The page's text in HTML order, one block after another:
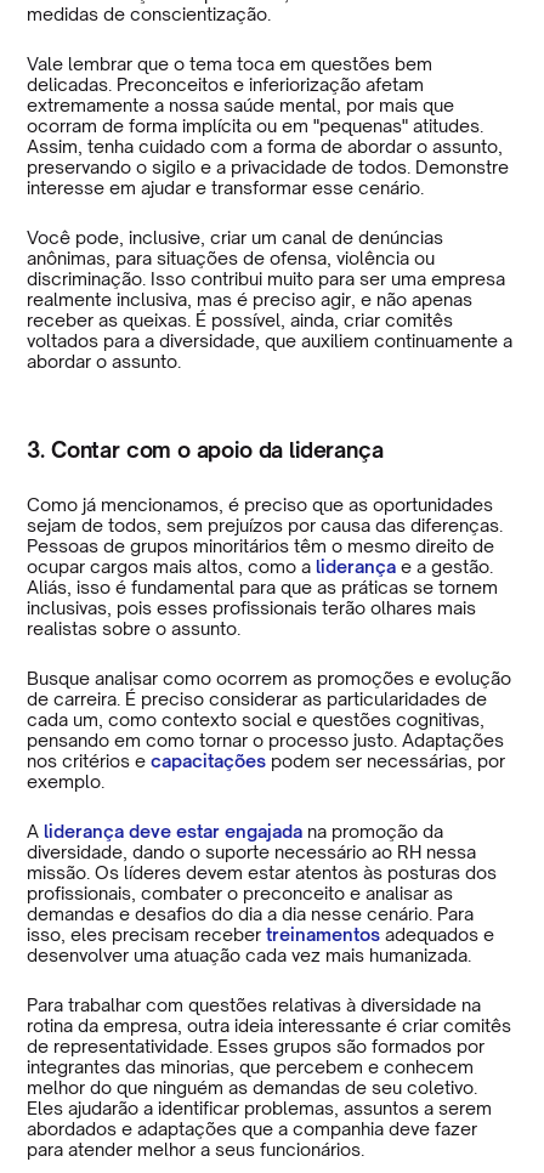
medidas de conscientização.
Vale lembrar que o tema toca em questões bem
delicadas. Preconceitos e inferiorização afetam
extremamente a nossa saúde mental, por mais que
ocorram de forma implícita ou em "pequenas" atitudes.
Assim, tenha cuidado com a forma de abordar o assunto,
preservando o sigilo e a privacidade de todos. Demonstre
interesse em ajudar e transformar esse cenário.
Você pode, inclusive, criar um canal de denúncias
anônimas, para situações de ofensa, violência ou
discriminação. Isso contribui muito para ser uma empresa
realmente inclusiva, mas é preciso agir, e não apenas
receber as queixas. É possível, ainda, criar comitês
voltados para a diversidade, que auxiliem continuamente a
abordar o assunto.
3. Contar com o apoio da liderança
Como já mencionamos, é preciso que as oportunidades
sejam de todos, sem prejuízos por causa das diferenças.
Pessoas de grupos minoritários têm o mesmo direito de
ocupar cargos mais altos, como a liderança e a gestão.
Aliás, isso é fundamental para que as práticas se tornem
inclusivas, pois esses profissionais terão olhares mais
realistas sobre o assunto.
Busque analisar como ocorrem as promoções e evolução
de carreira. É preciso considerar as particularidades de
cada um, como contexto social e questões cognitivas,
pensando em como tornar o processo justo. Adaptações
nos critérios e capacitações podem ser necessárias, por
exemplo.
A liderança deve estar engajada na promoção da
diversidade, dando o suporte necessário ao RH nessa
missão. Os líderes devem estar atentos às posturas dos
profissionais, combater o preconceito e analisar as
demandas e desafios do dia a dia nesse cenário. Para
isso, eles precisam receber treinamentos adequados e
desenvolver uma atuação cada vez mais humanizada.
Para trabalhar com questões relativas à diversidade na
rotina da empresa, outra ideia interessante é criar comitês
de representatividade. Esses grupos são formados por
integrantes das minorias, que percebem e conhecem
melhor do que ninguém as demandas de seu coletivo.
Eles ajudarão a identificar problemas, assuntos a serem
abordados e adaptações que a companhia deve fazer
para atender melhor a seus funcionários.